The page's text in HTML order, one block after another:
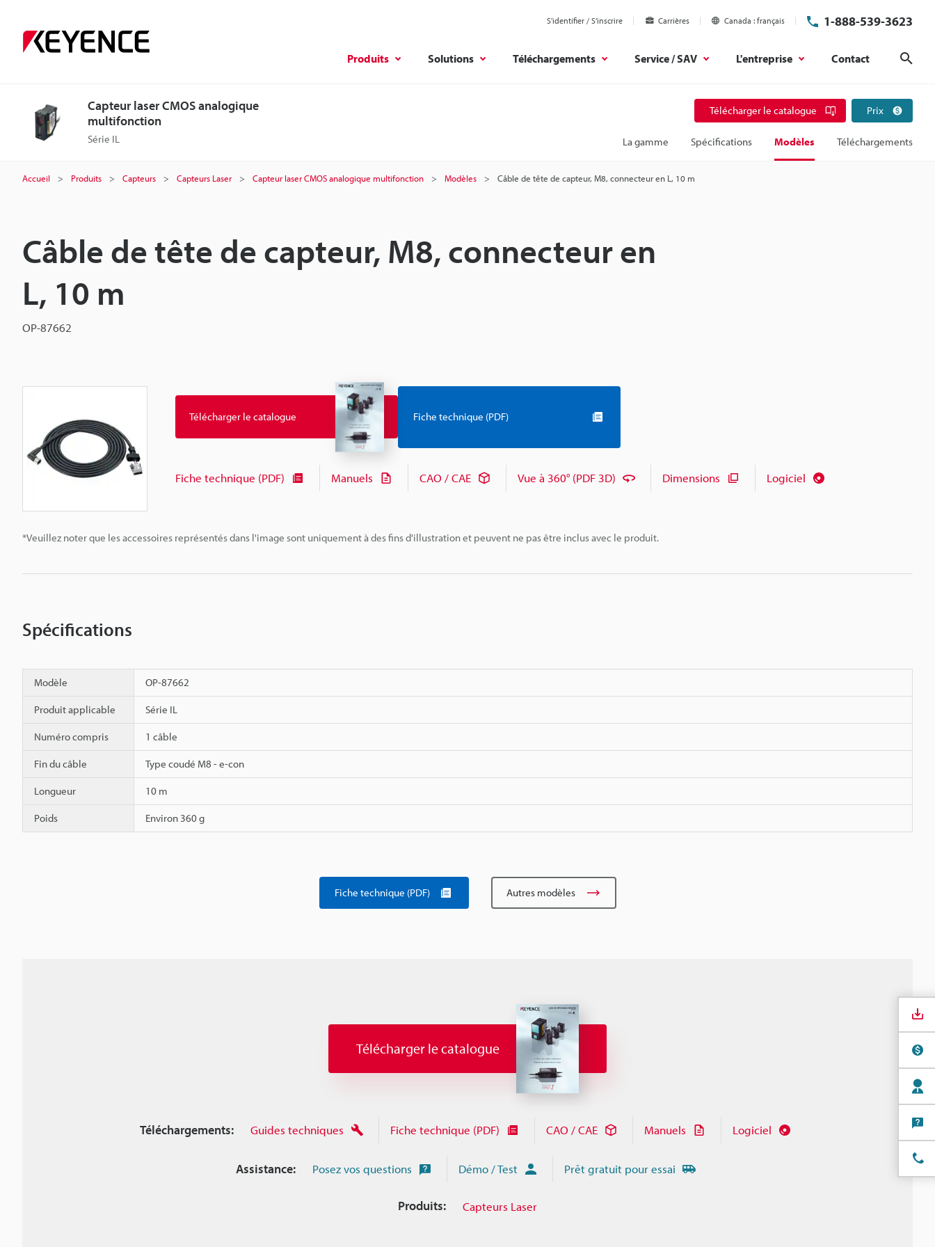
S'identifier / S’inscrire Carrières Canada français 1-888-539-3623
Produits Solutions Téléchargements Service / SAV L'entreprise Contact
Capteur laser CMOS analogique
multifonction
Série IL
Télécharger le catalogue Prix
La gamme Spécifications Modèles Téléchargements
Accueil Produits Capteurs Capteurs Laser Capteur laser CMOS analogique multifonction Modèles Câble de tête de capteur, M8, connecteur en L, 10 m
Câble de tête de capteur, M8, connecteur en
L, 10 m
OP-87662
*Veuillez noter que les accessoires représentés dans l'image sont uniquement à des fins d'illustration et peuvent ne pas être inclus avec le produit.
Télécharger le catalogue Fiche technique (PDF)
Fiche technique (PDF) Manuels CAO / CAE Vue à 360° (PDF 3D) Dimensions Logiciel
Spécifications
Modèle OP-87662
Produit applicable Série IL
Numéro compris 1 câble
Fin du câble Type coudé M8 - e-con
Longueur 10 m
Poids Environ 360 g
Fiche technique (PDF) Autres modèles
Télécharger le catalogue
Téléchargements: Guides techniques Fiche technique (PDF) CAO / CAE Manuels Logiciel
Assistance: Posez vos questions Démo / Test Prêt gratuit pour essai
Produits: Capteurs Laser